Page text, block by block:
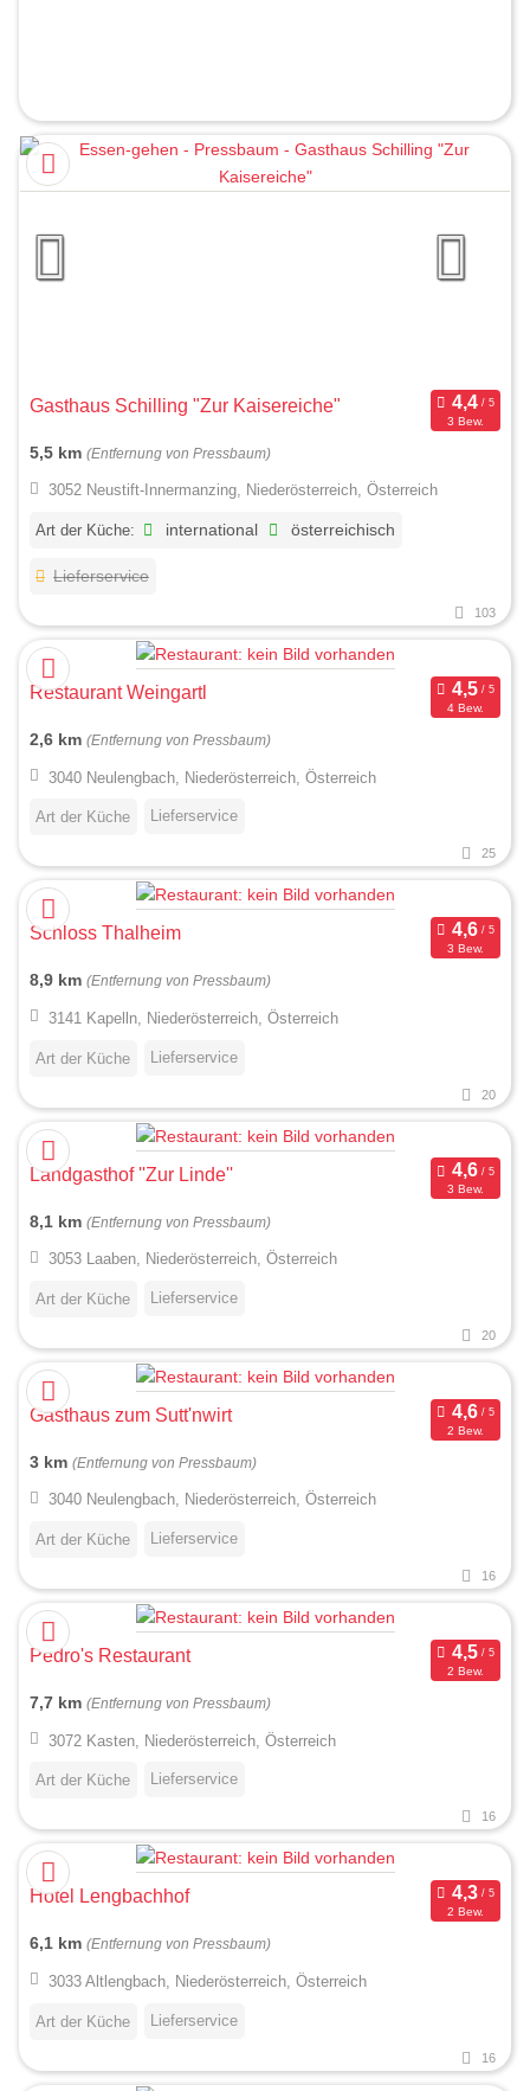
Gasthaus Schilling "Zur Kaisereiche"
3 Bew.
5,5 km (Entfernung von Pressbaum)
3052 Neustift-Innermanzing, Niederösterreich, Österreich
Art der Küche: international österreichisch
Lieferservice
103
Restaurant Weingartl
4 Bew.
2,6 km (Entfernung von Pressbaum)
3040 Neulengbach, Niederösterreich, Österreich
Art der Küche Lieferservice
25
Schloss Thalheim
3 Bew.
8,9 km (Entfernung von Pressbaum)
3141 Kapelln, Niederösterreich, Österreich
Art der Küche Lieferservice
20
Landgasthof ''Zur Linde''
3 Bew.
8,1 km (Entfernung von Pressbaum)
3053 Laaben, Niederösterreich, Österreich
Art der Küche Lieferservice
20
Gasthaus zum Sutt'nwirt
2 Bew.
3 km (Entfernung von Pressbaum)
3040 Neulengbach, Niederösterreich, Österreich
Art der Küche Lieferservice
16
Pedro's Restaurant
2 Bew.
7,7 km (Entfernung von Pressbaum)
3072 Kasten, Niederösterreich, Österreich
Art der Küche Lieferservice
16
Hotel Lengbachhof
2 Bew.
6,1 km (Entfernung von Pressbaum)
3033 Altlengbach, Niederösterreich, Österreich
Art der Küche Lieferservice
16